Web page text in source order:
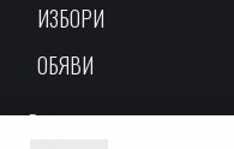
ИЗБОРИ
ОБЯВИ
Враца,